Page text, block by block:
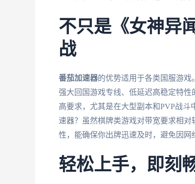
不只是《女神异
战
番茄加速器的优势适用于各类国服游
强大回国游戏专线、低延迟高稳定特性
高要求，尤其是在大型副本和PVP战
速器？虽然棋牌类游戏对带宽要求相对
性，能确保你出牌迅速及时，避免因网
轻松上手，即刻